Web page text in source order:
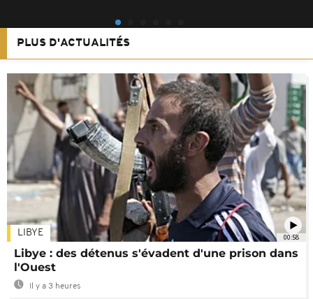
PLUS D'ACTUALITÉS
00:58
LIBYE
Libye : des détenus s'évadent d'une prison dans
l'Ouest
Il y a 3 heures